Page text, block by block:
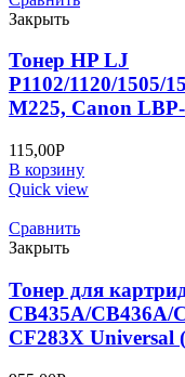
Закрыть
Тонер HP LJ
P1102/1120/1505/
M225, Canon
115,00Р
В корзину
Quick view
Сравнить
Закрыть
Тонер для
CB435A/CB436A/
CF283X Universal